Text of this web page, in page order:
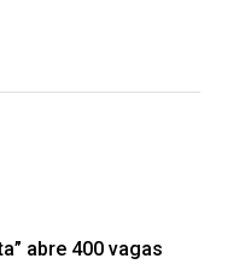
abre 400 vagas